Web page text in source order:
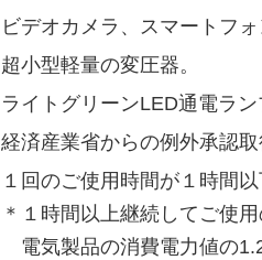
ビデオカメラ、スマートフ
超小型軽量の変圧器。
ライトグリーンLED通電ラン
経済産業省からの例外承認
１回のご使用時間が１時間
＊１ 時間以上継続してご使
電気製品の消費電力値の